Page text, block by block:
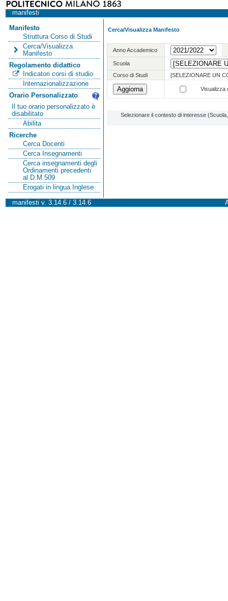
manifesti
Manifesto
Struttura Corso di Studi
Cerca/Visualizza
Manifesto
Regolamento didattico
Indicatori corsi di studio
Internazionalizzazione
Orario Personalizzato
Il tuo orario personalizzato è
disabilitato
Abilita
Ricerche
Cerca Docenti
Cerca Insegnamenti
Cerca insegnamenti degli
Ordinamenti precedenti
al D.M.509
Erogati in lingua Inglese
Cerca/Visualizza Manifesto
Anno Accademico
Scuola
Corso di Studi
[SELEZIONARE UN
Visualizza
Selezionare il contesto di interesse
manifesti v. 3.14.6 / 3.14.6